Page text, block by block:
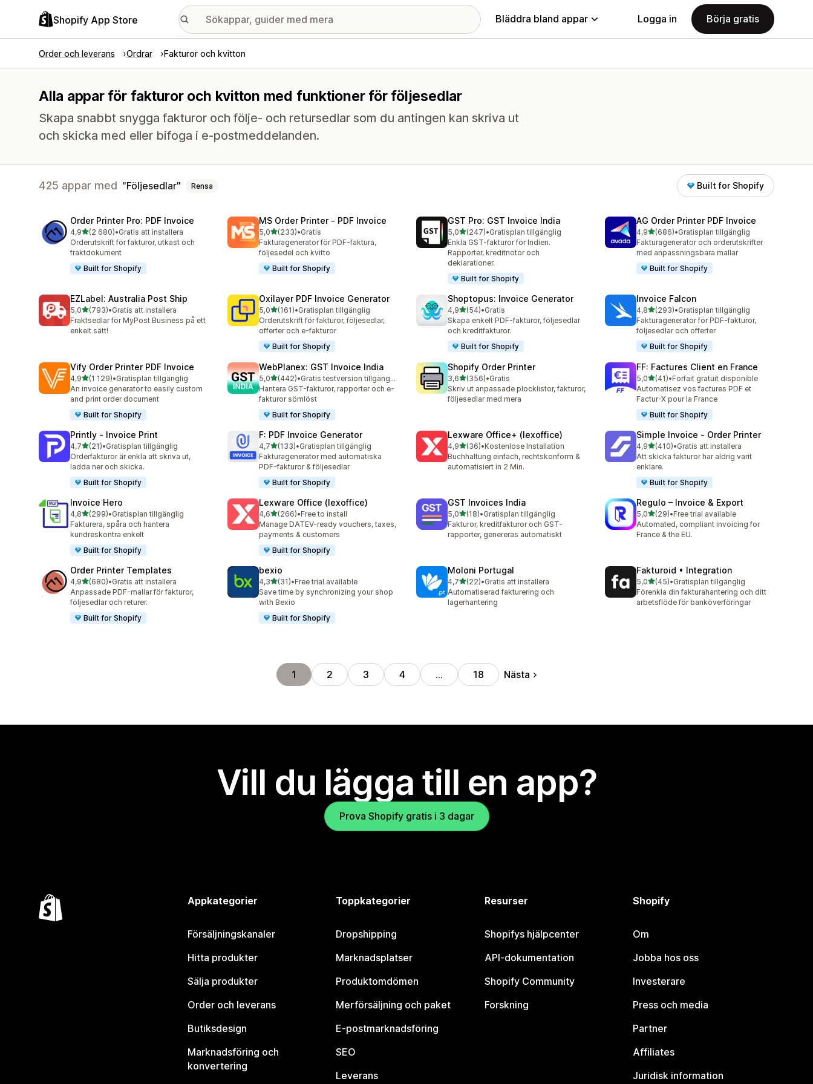
Shopify App Store Bläddra bland appar Logga in Börja gratis
Order och leverans Ordrar Fakturor och kvitton
Alla appar för fakturor och kvitton med funktioner för följesedlar
Skapa snabbt snygga fakturor och följe- och retursedlar som du antingen kan skriva ut
och skicka med eller bifoga i e-postmeddelanden.
425 appar med Följesedlar Rensa Built for Shopify
Order Printer Pro: PDF Invoice
4,9av 5 stjärnor
(2 680)
2680 recensioner totalt
•Gratis att installera
Orderutskrift för fakturor, utkast och
fraktdokument
Built for Shopify
MS Order Printer ‑ PDF Invoice
5,0av 5 stjärnor
(233)
233 recensioner totalt
•Gratis
Fakturagenerator för PDF-faktura,
följesedel och kvitto
Built for Shopify
GST Pro: GST Invoice India
5,0av 5 stjärnor
(247)
247 recensioner totalt
•Gratisplan tillgänglig
Enkla GST-fakturor för Indien.
Rapporter, kreditnotor och
deklarationer.
Built for Shopify
AG Order Printer PDF Invoice
4,9av 5 stjärnor
(686)
686 recensioner totalt
•Gratisplan tillgänglig
Fakturagenerator och orderutskrifter
med anpassningsbara mallar
Built for Shopify
EZLabel: Australia Post Ship
5,0av 5 stjärnor
(793)
793 recensioner totalt
•Gratis att installera
Fraktsedlar för MyPost Business på ett
enkelt sätt!
Oxilayer PDF Invoice Generator
5,0av 5 stjärnor
(161)
161 recensioner totalt
•Gratisplan tillgänglig
Orderutskrift för fakturor, följesedlar,
offerter och e-fakturor
Built for Shopify
Shoptopus: Invoice Generator
4,9av 5 stjärnor
(54)
54 recensioner totalt
•Gratis
Skapa enkelt PDF-fakturor, följesedlar
och kreditfakturor.
Built for Shopify
Invoice Falcon
4,8av 5 stjärnor
(293)
293 recensioner totalt
•Gratisplan tillgänglig
Fakturagenerator för PDF-fakturor,
följesedlar och offerter
Built for Shopify
Vify Order Printer PDF Invoice
4,9av 5 stjärnor
(1 129)
1129 recensioner totalt
•Gratisplan tillgänglig
An invoice generator to easily custom
and print order document
Built for Shopify
WebPlanex: GST Invoice India
5,0av 5 stjärnor
(442)
442 recensioner totalt
•
Gratis testversion tillgänglig
Hantera GST-fakturor, rapporter och e-
fakturor sömlöst
Built for Shopify
Shopify Order Printer
3,6av 5 stjärnor
(356)
356 recensioner totalt
•Gratis
Skriv ut anpassade plocklistor, fakturor,
följesedlar med mera
FF: Factures Client en France
5,0av 5 stjärnor
(41)
41 recensioner totalt
•Forfait gratuit disponible
Automatisez vos factures PDF et
Factur-X pour la France
Built for Shopify
Printly ‑ Invoice Print
4,7av 5 stjärnor
(21)
21 recensioner totalt
•Gratisplan tillgänglig
Orderfakturor är enkla att skriva ut,
ladda ner och skicka.
Built for Shopify
F: PDF Invoice Generator
4,7av 5 stjärnor
(133)
133 recensioner totalt
•Gratisplan tillgänglig
Fakturagenerator med automatiska
PDF-fakturor & följesedlar
Built for Shopify
Lexware Office+ (lexoffice)
4,9av 5 stjärnor
(36)
36 recensioner totalt
•Kostenlose Installation
Buchhaltung einfach, rechtskonform &
automatisiert in 2 Min.
Simple Invoice ‑ Order Printer
4,9av 5 stjärnor
(410)
410 recensioner totalt
•Gratis att installera
Att skicka fakturor har aldrig varit
enklare.
Built for Shopify
Invoice Hero
4,8av 5 stjärnor
(299)
299 recensioner totalt
•Gratisplan tillgänglig
Fakturera, spåra och hantera
kundreskontra enkelt
Built for Shopify
Lexware Office (lexoffice)
4,6av 5 stjärnor
(266)
266 recensioner totalt
•Free to install
Manage DATEV-ready vouchers, taxes,
payments & customers
Built for Shopify
GST Invoices India
5,0av 5 stjärnor
(18)
18 recensioner totalt
•Gratisplan tillgänglig
Fakturor, kreditfakturor och GST-
rapporter, genereras automatiskt
Regulo – Invoice & Export
5,0av 5 stjärnor
(29)
29 recensioner totalt
•Free trial available
Automated, compliant invoicing for
France & the EU.
Order Printer Templates
4,9av 5 stjärnor
(680)
680 recensioner totalt
•Gratis att installera
Anpassade PDF-mallar för fakturor,
följesedlar och returer.
Built for Shopify
bexio
4,3av 5 stjärnor
(31)
31 recensioner totalt
•Free trial available
Save time by synchronizing your shop
with Bexio
Built for Shopify
Moloni Portugal
4,7av 5 stjärnor
(22)
22 recensioner totalt
•Gratis att installera
Automatiserad fakturering och
lagerhantering
Fakturoid • Integration
5,0av 5 stjärnor
(45)
45 recensioner totalt
•Gratisplan tillgänglig
Förenkla din fakturahantering och ditt
arbetsflöde för banköverföringar
1 2 3 4 … 18 Nästa
Vill du lägga till en app?
Prova Shopify gratis i 3 dagar
Appkategorier
Försäljningskanaler
Hitta produkter
Sälja produkter
Order och leverans
Butiksdesign
Marknadsföring och
konvertering
Toppkategorier
Dropshipping
Marknadsplatser
Produktomdömen
Merförsäljning och paket
E-postmarknadsföring
SEO
Leverans
Resurser
Shopifys hjälpcenter
API-dokumentation
Shopify Community
Forskning
Shopify
Om
Jobba hos oss
Investerare
Press och media
Partner
Affiliates
Juridisk information